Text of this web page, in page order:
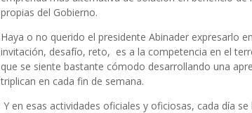
propias del Gobierno.
Haya o no querido el presidente Abinader expresarlo
invitación, desafío, reto, es a la competencia en el
que se siente bastante cómodo desarrollando una
triplican en cada fin de semana.
Y en esas actividades oficiales y oficiosas, cada día